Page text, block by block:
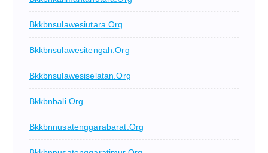
Bkkbnsulawesiutara.org
Bkkbnsulawesitengah.org
Bkkbnsulawesiselatan.org
Bkkbnbali.org
Bkkbnnusatenggarabarat.org